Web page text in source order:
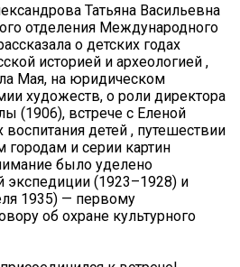
Татьяна Васильевна
отделения Международного
о детских годах
историей и археологией ,
Мая, на юридическом
художеств, о роли директора
(1906), встрече с Еленой
детей , путешествии
городам и серии картин
было уделено
экспедиции (1923–1928) и
1935) — первому
об охране культурного